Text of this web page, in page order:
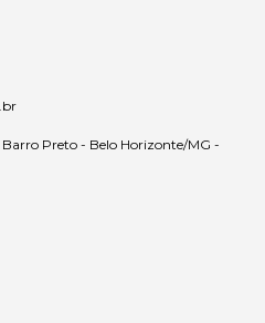
Preto - Belo Horizonte/MG -